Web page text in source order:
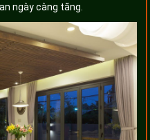
ngày càng tăng.